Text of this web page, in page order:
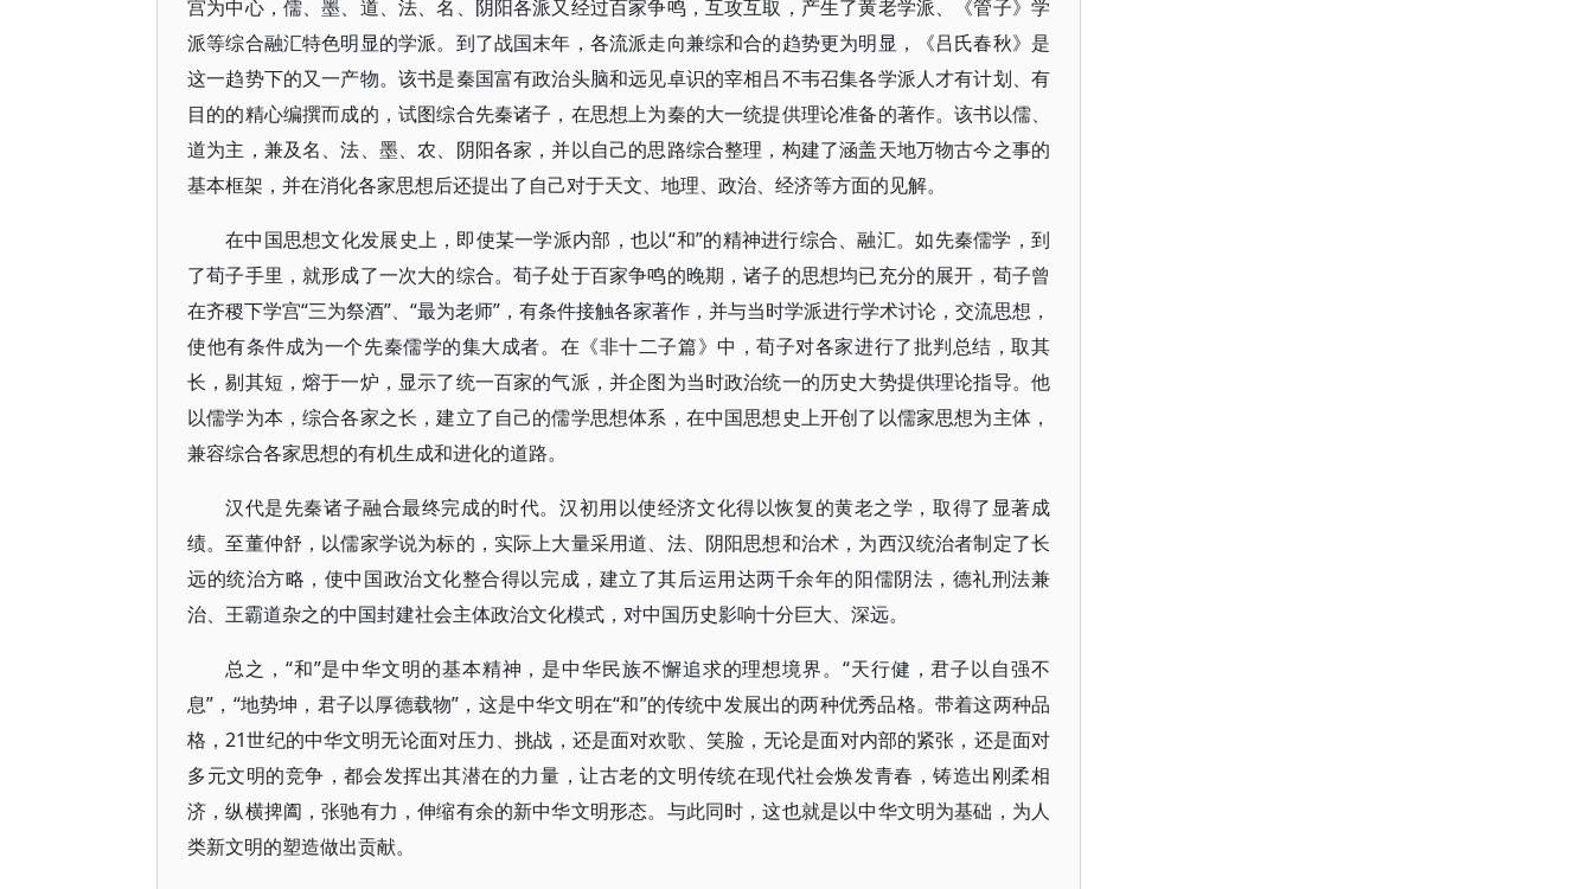
宫为中心，儒、墨、道、法、名、阴阳各派又经过百家争鸣，互攻互取，产生了黄老学派、《管子》学
派等综合融汇特色明显的学派。到了战国末年，各流派走向兼综和合的趋势更为明显，《吕氏春秋》是
这一趋势下的又一产物。该书是秦国富有政治头脑和远见卓识的宰相吕不韦召集各学派人才有计划、有
目的的精心编撰而成的，试图综合先秦诸子，在思想上为秦的大一统提供理论准备的著作。该书以儒、
道为主，兼及名、法、墨、农、阴阳各家，并以自己的思路综合整理，构建了涵盖天地万物古今之事的
基本框架，并在消化各家思想后还提出了自己对于天文、地理、政治、经济等方面的见解。
在中国思想文化发展史上，即使某一学派内部，也以“和”的精神进行综合、融汇。如先秦儒学，到
了荀子手里，就形成了一次大的综合。荀子处于百家争鸣的晚期，诸子的思想均已充分的展开，荀子曾
在齐稷下学宫“三为祭酒”、“最为老师”，有条件接触各家著作，并与当时学派进行学术讨论，交流思想，
使他有条件成为一个先秦儒学的集大成者。在《非十二子篇》中，荀子对各家进行了批判总结，取其
长，剔其短，熔于一炉，显示了统一百家的气派，并企图为当时政治统一的历史大势提供理论指导。他
以儒学为本，综合各家之长，建立了自己的儒学思想体系，在中国思想史上开创了以儒家思想为主体，
兼容综合各家思想的有机生成和进化的道路。
汉代是先秦诸子融合最终完成的时代。汉初用以使经济文化得以恢复的黄老之学，取得了显著成
绩。至董仲舒，以儒家学说为标的，实际上大量采用道、法、阴阳思想和治术，为西汉统治者制定了长
远的统治方略，使中国政治文化整合得以完成，建立了其后运用达两千余年的阳儒阴法，德礼刑法兼
治、王霸道杂之的中国封建社会主体政治文化模式，对中国历史影响十分巨大、深远。
总之，“和”是中华文明的基本精神，是中华民族不懈追求的理想境界。“天行健，君子以自强不
息”，“地势坤，君子以厚德载物”，这是中华文明在“和”的传统中发展出的两种优秀品格。带着这两种品
格，21世纪的中华文明无论面对压力、挑战，还是面对欢歌、笑脸，无论是面对内部的紧张，还是面对
多元文明的竞争，都会发挥出其潜在的力量，让古老的文明传统在现代社会焕发青春，铸造出刚柔相
济，纵横捭阖，张驰有力，伸缩有余的新中华文明形态。与此同时，这也就是以中华文明为基础，为人
类新文明的塑造做出贡献。